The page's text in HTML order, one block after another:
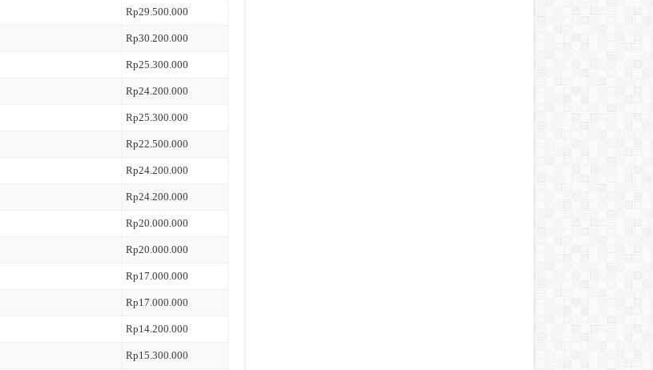
Rp29.500.000
Rp30.200.000
Rp25.300.000
Rp24.200.000
Rp25.300.000
Rp22.500.000
Rp24.200.000
Rp24.200.000
Rp20.000.000
Rp20.000.000
Rp17.000.000
Rp17.000.000
Rp14.200.000
Rp15.300.000